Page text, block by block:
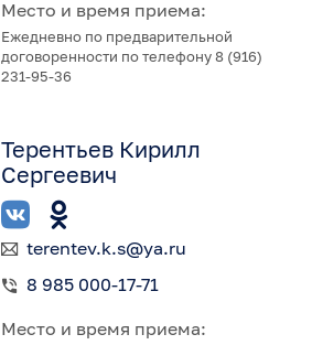
Место и время приема:
Ежедневно по предварительной
договоренности по телефону 8 (916)
231-95-36
Терентьев Кирилл
Сергеевич
terentev.k.s@ya.ru
8 985 000-17-71
Место и время приема: